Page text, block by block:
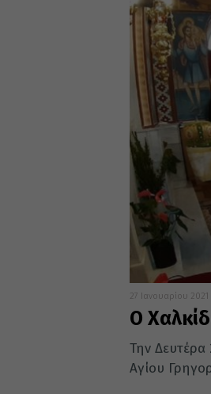
27 Ιανουαρίου 2021
Ο
Την Δευτέρα
Αγίου